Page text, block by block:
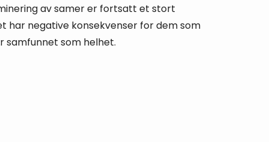
av samer er fortsatt et stort
har negative konsekvenser for dem som
samfunnet som helhet.